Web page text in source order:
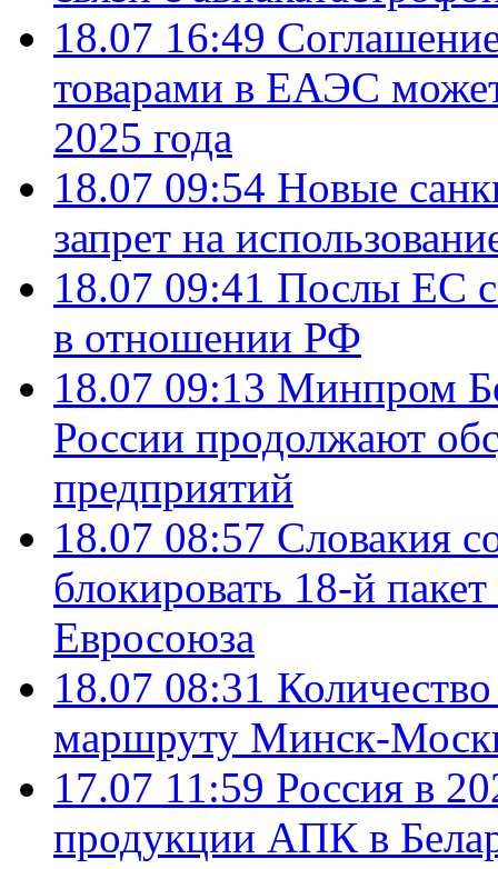
18.07 16:49
товарами в ЕАЭС
2025 года
18.07 09:54 Новые
запрет на
18.07 09:41 Послы ЕС
в отношении РФ
18.07 09:13 Минпром
России продолжают
предприятий
18.07 08:57 Словакия
блокировать 18-й
Евросоюза
18.07 08:31
маршруту Минск-
17.07 11:59 Россия в
продукции АПК в